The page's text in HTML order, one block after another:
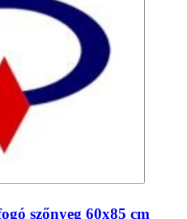
szőnyeg 60x85 cm